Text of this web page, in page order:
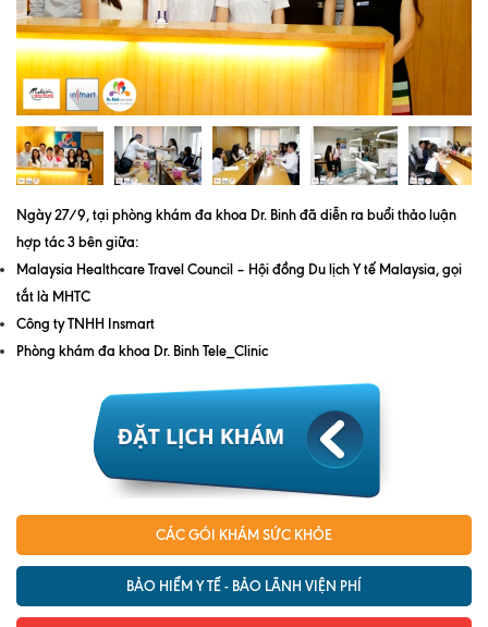
TRANG CHỦ
Quy trình khám BHYT
Hồ sơ năng lực phòng khám
TIN TỨC
Thông tin y tế
Tin Ưu đãi
Tin tức BHYT
DỊCH VỤ
Các chuyên khoa tại Phòng khám
Nội
Sản - Phụ Khoa
Ngày 27/9, tại phòng khám đa khoa Dr. Binh đã diễn ra buổi thảo luận
hợp tác 3 bên giữa:
Malaysia Healthcare Travel Council – Hội đồng Du lịch Y tế Malaysia, gọi
tắt là MHTC
Công ty TNHH Insmart
Phòng khám đa khoa Dr. Binh Tele_Clinic
CÁC GÓI KHÁM SỨC KHỎE
BẢO HIỂM Y TẾ - BẢO LÃNH VIỆN PHÍ